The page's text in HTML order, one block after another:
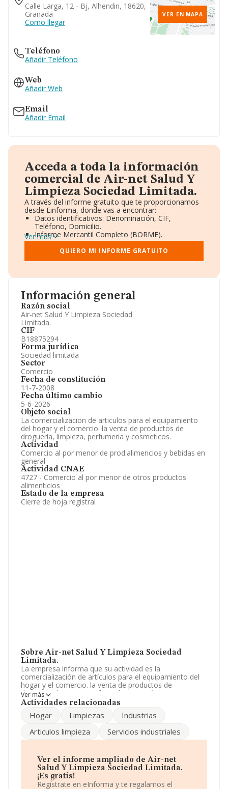
Información general
Razón social
Air-net Salud Y Limpieza Sociedad
Limitada.
CIF
B18875294
Forma jurídica
Sociedad limitada
Sector
Comercio
Fecha de constitución
11-7-2008
Fecha último cambio
5-6-2026
Objeto social
La comercializacion de articulos para el equipamiento
del hogar y el comercio. la venta de productos de
drogueria, limpieza, perfumeria y cosmeticos.
Actividad
Comercio al por menor de prod.alimencios y bebidas en
general
Actividad CNAE
4727 - Comercio al por menor de otros productos
alimenticios
Estado de la empresa
Cierre de hoja registral
Sobre Air-net Salud Y Limpieza Sociedad
Limitada.
La empresa informa que su actividad es la
comercialización de artículos para el equipamiento del
hogar y el comercio. la venta de productos de
drogueria, limpieza, perfumería y cosméticos. La
empresa está registrada como Sociedad Limitada.
4727. La empresa no tiene actividad en mercados
La compañíaAir-net Salud y Limpieza Sociedad
Larga núm. 12 Bj, (18620), en el municipio de Alhendín,
Granada, Andalucía.
En base a la información de la que dispone INFORMA
Ver más
Actividades relacionadas
Hogar Limpiezas
Industrias
Articulos limpieza
Servicios industriales
Ver el informe ampliado de Air-net
Salud Y Limpieza Sociedad Limitada.
¡Es gratis!
Regístrate en eInforma y te regalamos el
Calle Larga, 12 - Bj, Alhendin, 18620,
Granada
Como llegar
VER EN MAPA
Teléfono
Añadir Teléfono
Web
Añadir Web
Email
Añadir Email
Acceda a toda la información
comercial de Air-net Salud Y
Limpieza Sociedad Limitada.
A través del informe gratuito que te proporcionamos
desde Einforma, donde vas a encontrar:
Datos identificativos: Denominación, CIF,
Teléfono, Domicilio.
Informe Mercantil Completo (BORME).
Gráficos de Evolución Ventas y Empleados.
Consejo de Administración y Administradores.
Directivos y Ejecutivos.
Información oficial y registral complementaria.
Ver más
QUIERO MI INFORME GRATUITO